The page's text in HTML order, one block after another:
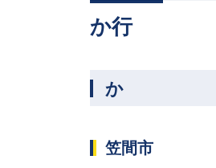
か行
か
笠間市